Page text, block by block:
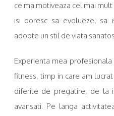
ce ma motiveaza cel mai
isi doresc sa evolueze, sa
adopte un stil de viata
Experienta mea
fitness, timp in care am
diferite de pregatire, de la
avansati. Pe langa